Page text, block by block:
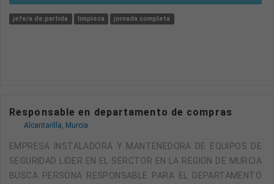
jefe/a de partida limpieza jornada completa
Responsable en departamento de compras
Alcantarilla, Murcia
EMPRESA INSTALADORA Y MANTENEDORA DE EQUIPOS DE
SEGURIDAD LIDER EN EL SERCTOR EN LA REGION DE MURCIA
BUSCA PERSONA RESPONSABLE PARA EL DEPARTAMENTO